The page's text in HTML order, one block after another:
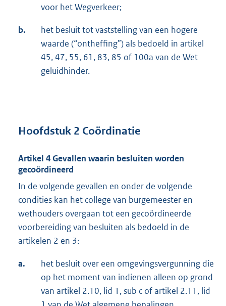
voor het Wegverkeer;
b.
het besluit tot vaststelling van een hogere
waarde (“ontheffing”) als bedoeld in artikel
45, 47, 55, 61, 83, 85 of 100a van de Wet
geluidhinder.
Hoofdstuk 2 Coördinatie
Artikel 4 Gevallen waarin besluiten worden
gecoördineerd
In de volgende gevallen en onder de volgende
condities kan het college van burgemeester en
wethouders overgaan tot een gecoördineerde
voorbereiding van besluiten als bedoeld in de
artikelen 2 en 3:
a.
het besluit over een omgevingsvergunning die
op het moment van indienen alleen op grond
van artikel 2.10, lid 1, sub c of artikel 2.11, lid